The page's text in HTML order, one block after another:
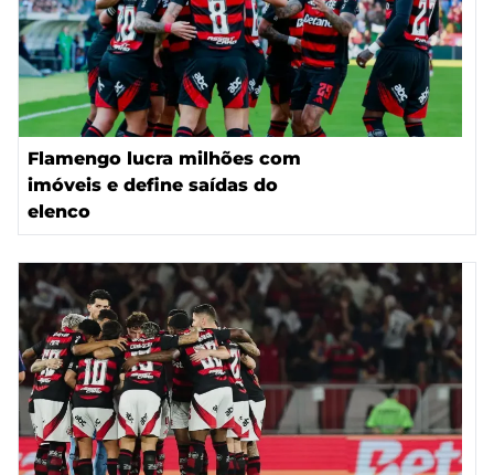
Flamengo lucra milhões com
imóveis e define saídas do
elenco